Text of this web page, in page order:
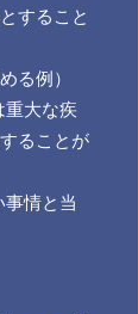
すること
る例）
大な疾
ることが
情と当